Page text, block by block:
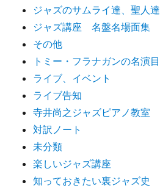
ジャズのサムライ達、聖人達
ジャズ講座 名盤名場面集
その他
トミー・フラナガンの名演目
ライブ、イベント
ライブ告知
寺井尚之ジャズピアノ教室
対訳ノート
未分類
楽しいジャズ講座
知っておきたい裏ジャズ史